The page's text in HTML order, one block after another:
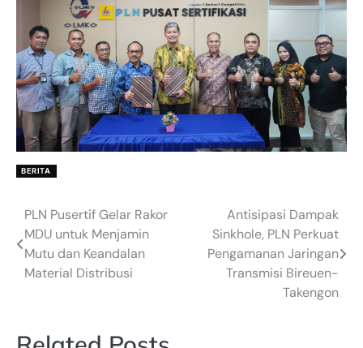
BERITA
Post
navigation
PLN Pusertif Gelar Rakor
MDU untuk Menjamin
Mutu dan Keandalan
Material Distribusi
Antisipasi Dampak
Sinkhole, PLN Perkuat
Pengamanan Jaringan
Transmisi Bireuen-
Takengon